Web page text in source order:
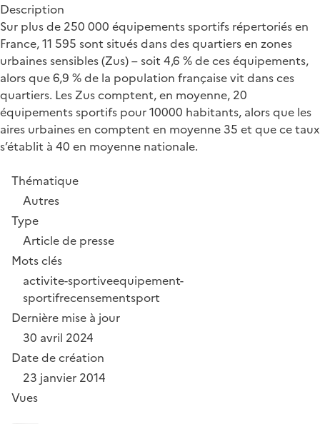
Description
Sur plus de 250 000 équipements sportifs répertoriés en
France, 11 595 sont situés dans des quartiers en zones
urbaines sensibles (Zus) – soit 4,6 % de ces équipements,
alors que 6,9 % de la population française vit dans ces
quartiers. Les Zus comptent, en moyenne, 20
équipements sportifs pour 10000 habitants, alors que les
aires urbaines en comptent en moyenne 35 et que ce taux
s’établit à 40 en moyenne nationale.
Thématique
Autres
Type
Article de presse
Mots clés
activite-sportiveequipement-
sportifrecensementsport
Dernière mise à jour
30 avril 2024
Date de création
23 janvier 2014
Vues